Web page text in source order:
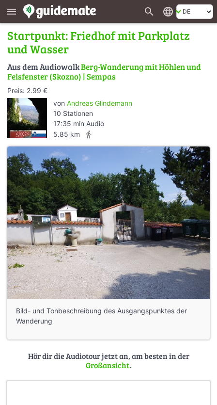
menu search language
Startpunkt: Friedhof mit Parkplatz
und Wasser
Aus dem AudiowalkBerg-Wanderung mit Höhlen und
Felsfenster (Skozno) | Sempas
Preis: 2.99 €
von Andreas Glindemann
10 Stationen
17:35 min Audio
5.85 km
directions_walk
Bild- und Tonbeschreibung des Ausgangspunktes der
Wanderung
Hör dir die Audiotour jetzt an, am besten in der
Großansicht.